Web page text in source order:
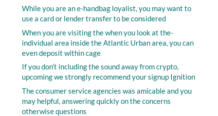
While you are an e-handbag loyalist, you may want to
use a card or lender transfer to be considered
When you are visiting the when you look at the-
individual area inside the Atlantic Urban area, you can
even deposit within cage
If you don’t including the sound away from crypto,
upcoming we strongly recommend your signup Ignition
The consumer service agencies was amicable and you
may helpful, answering quickly on the concerns
otherwise questions